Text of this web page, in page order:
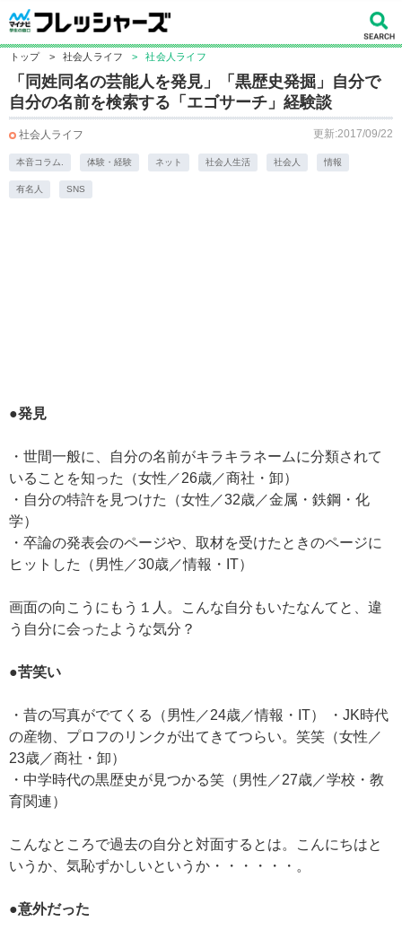
トップ > 社会人ライフ > 社会人ライフ
「同姓同名の芸能人を発見」「黒歴史発掘」自分で
自分の名前を検索する「エゴサーチ」経験談
社会人ライフ 更新:2017/09/22
本音コラム. 体験・経験 ネット 社会人生活 社会人 情報
有名人 SNS
●発見
・世間一般に、自分の名前がキラキラネームに分類されて
いることを知った（女性／26歳／商社・卸）
・自分の特許を見つけた（女性／32歳／金属・鉄鋼・化
学）
・卒論の発表会のページや、取材を受けたときのページに
ヒットした（男性／30歳／情報・IT）
画面の向こうにもう１人。こんな自分もいたなんてと、違
う自分に会ったような気分？
●苦笑い
・昔の写真がでてくる（男性／24歳／情報・IT） ・JK時代
の産物、プロフのリンクが出てきてつらい。笑笑（女性／
23歳／商社・卸）
・中学時代の黒歴史が見つかる笑（男性／27歳／学校・教
育関連）
こんなところで過去の自分と対面するとは。こんにちはと
いうか、気恥ずかしいというか・・・・・・。
●意外だった